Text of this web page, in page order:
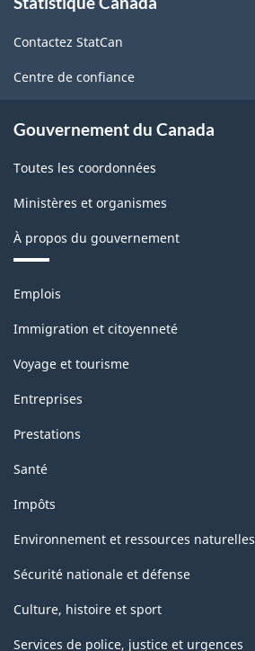
propos
ce
site
Contactez StatCan
Centre de confiance
Gouvernement du Canada
Toutes les coordonnées
Ministères et organismes
À propos du gouvernement
Thèmes
sujets
Emplois
Immigration et citoyenneté
Voyage et tourisme
Entreprises
Prestations
Santé
Impôts
Environnement et ressources naturelles
Sécurité nationale et défense
Culture, histoire et sport
Services de police, justice et urgences